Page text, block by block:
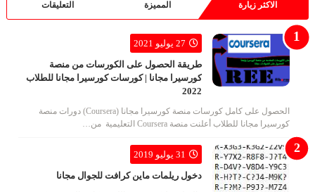
الاكثر زيارة المميزة التعليقات
27 يوليو 2021
طريقة الحصول على الكورسات من منصة
كورسيرا مجانا | كورسات كورسيرا مجانا للطلاب
2022
الحصول على كامل كورسات منصة كورسيرا مجانا (Coursera) دورات منصة
كورسيرا مجانا للطلاب أعلنت منصة Coursera التعليمية من…
31 يوليو 2019
دخول ريلمات ماين كرافت للجوال مجانا